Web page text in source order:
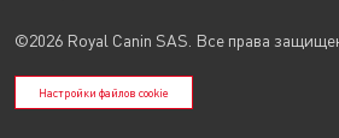
©2026 Royal Canin SAS. Все права
Настройки файлов cookie